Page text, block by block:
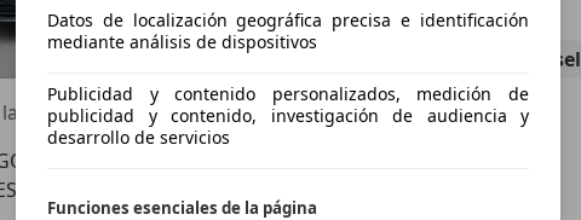
Diésel
ABS
MOTOR II
43204 REUS
Datos de localización geográfica precisa e identificación
mediante análisis de dispositivos
Publicidad y contenido personalizados, medición de
publicidad y contenido, investigación de audiencia y
desarrollo de servicios
Funciones esenciales de la página